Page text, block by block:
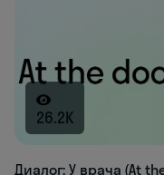
26.2K
Диалог: У врача (At